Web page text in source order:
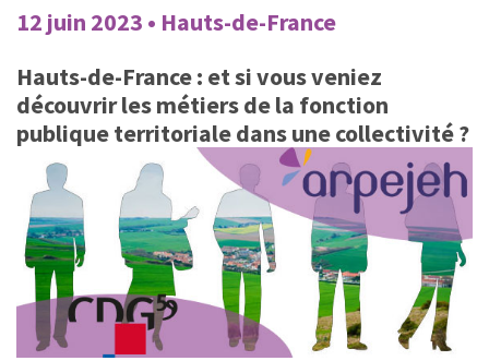
12 juin 2023 • Hauts-de-France
Hauts-de-France : et si vous veniez
découvrir les métiers de la fonction
publique territoriale dans une collectivité ?